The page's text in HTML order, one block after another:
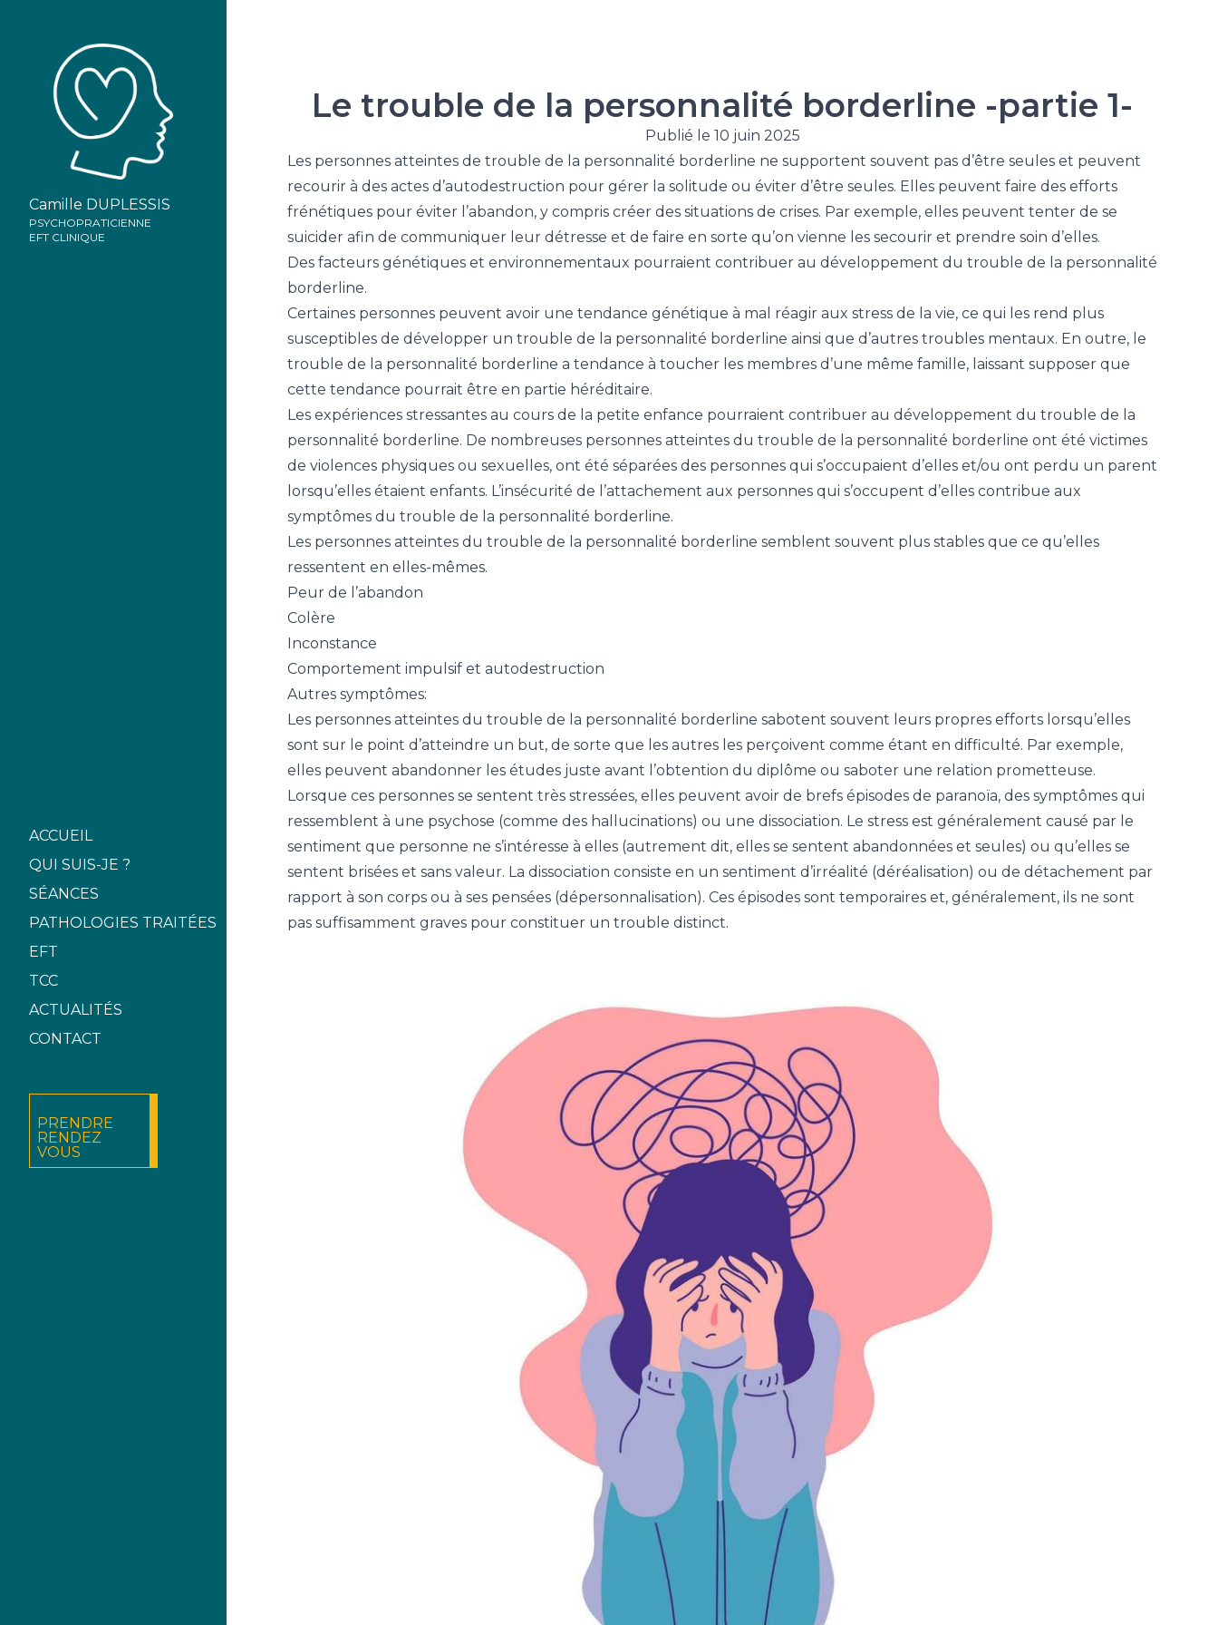
Camille DUPLESSIS
PSYCHOPRATICIENNE
EFT CLINIQUE
ACCUEIL
QUI SUIS-JE ?
SÉANCES
PATHOLOGIES TRAITÉES
EFT
TCC
ACTUALITÉS
CONTACT
PRENDRE
RENDEZ
VOUS
Le trouble de la personnalité borderline -partie 1-
Publié le 10 juin 2025
Les personnes atteintes de trouble de la personnalité borderline ne supportent souvent pas d’être seules et peuvent
recourir à des actes d’autodestruction pour gérer la solitude ou éviter d’être seules. Elles peuvent faire des efforts
frénétiques pour éviter l’abandon, y compris créer des situations de crises. Par exemple, elles peuvent tenter de se
suicider afin de communiquer leur détresse et de faire en sorte qu’on vienne les secourir et prendre soin d’elles.
Des facteurs génétiques et environnementaux pourraient contribuer au développement du trouble de la personnalité
borderline.
Certaines personnes peuvent avoir une tendance génétique à mal réagir aux stress de la vie, ce qui les rend plus
susceptibles de développer un trouble de la personnalité borderline ainsi que d’autres troubles mentaux. En outre, le
trouble de la personnalité borderline a tendance à toucher les membres d’une même famille, laissant supposer que
cette tendance pourrait être en partie héréditaire.
Les expériences stressantes au cours de la petite enfance pourraient contribuer au développement du trouble de la
personnalité borderline. De nombreuses personnes atteintes du trouble de la personnalité borderline ont été victimes
de violences physiques ou sexuelles, ont été séparées des personnes qui s’occupaient d’elles et/ou ont perdu un parent
lorsqu’elles étaient enfants. L’insécurité de l’attachement aux personnes qui s’occupent d’elles contribue aux
symptômes du trouble de la personnalité borderline.
Les personnes atteintes du trouble de la personnalité borderline semblent souvent plus stables que ce qu’elles
ressentent en elles-mêmes.
Peur de l’abandon
Colère
Inconstance
Comportement impulsif et autodestruction
Autres symptômes:
Les personnes atteintes du trouble de la personnalité borderline sabotent souvent leurs propres efforts lorsqu’elles
sont sur le point d’atteindre un but, de sorte que les autres les perçoivent comme étant en difficulté. Par exemple,
elles peuvent abandonner les études juste avant l’obtention du diplôme ou saboter une relation prometteuse.
Lorsque ces personnes se sentent très stressées, elles peuvent avoir de brefs épisodes de paranoïa, des symptômes qui
ressemblent à une psychose (comme des hallucinations) ou une dissociation. Le stress est généralement causé par le
sentiment que personne ne s’intéresse à elles (autrement dit, elles se sentent abandonnées et seules) ou qu’elles se
sentent brisées et sans valeur. La dissociation consiste en un sentiment d’irréalité (déréalisation) ou de détachement par
rapport à son corps ou à ses pensées (dépersonnalisation). Ces épisodes sont temporaires et, généralement, ils ne sont
pas suffisamment graves pour constituer un trouble distinct.